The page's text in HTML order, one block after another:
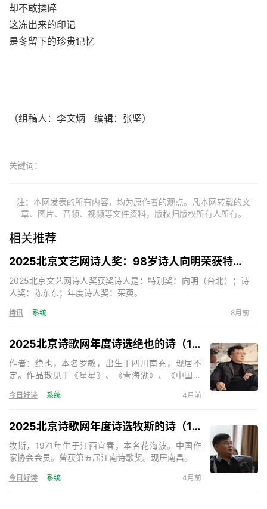
却不敢揉碎
这冻出来的印记
是冬留下的珍贵记忆
（组稿人：李文炳 编辑：张坚）
关键词：
注：本网发表的所有内容，均为原作者的观点。凡本网转载的文
章、图片、音频、视频等文件资料，版权归版权所有人所有。
相关推荐
2025北京文艺网诗人奖：98岁诗人向明荣获特别奖，陈东东荣获诗人奖，茱萸荣获年度诗人奖！
2025北京文艺网诗人奖获奖诗人是：特别奖：向明（台北）；诗
人奖：陈东东；年度诗人奖：茱萸。
诗讯 系统 8月前
2025北京诗歌网年度诗选绝也的诗（15首）
作者：绝也，本名罗敏，出生于四川南充，现居不
定。作品散见于《星星》、《青海湖》、《中国诗
《神的呢喃》、《秋叶集》、《在成都的日子》、
《残梦》等。主编诗歌刊物三十余部。《天下诗歌》
诗刊主编。
今日好诗 系统 4月前
2025北京诗歌网年度诗选牧斯的诗（17首）
牧斯，1971年生于江西宜春，本名花海波。中国作
家协会会员。曾获第五届江南诗歌奖。现居南昌。
今日好诗 系统 4月前